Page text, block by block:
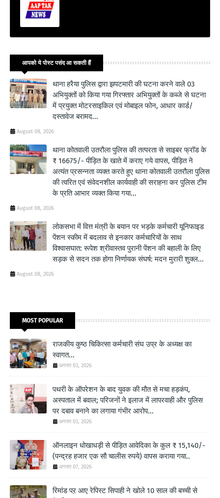
आपको ये पोस्ट पसंद आ सकती हैं
थाना हरैया पुलिस द्वारा झपटमारी की घटना करने वाले 03
अभियुक्तों को किया गया गिरफ्तार अभियुक्तों के कब्जे से घटना
में प्रयुक्त मोटरसाइकिल एवं मोबाइल फोन, आधार कार्ड/
दस्तावेज बरामद...
August 08, 2026
थाना कोतवाली उतरौला पुलिस की तत्परता से साइबर फ्रॉड के
₹ 16675/- पीड़ित के खाते में कराए गये वापस, पीड़ित ने
अत्यंत प्रसन्नता व्यक्त करते हुए थाना कोतवाली उतरौला पुलिस
की त्वरित एवं संवेदनशील कार्यवाही की सराहना कर पुलिस टीम
के प्रति आभार व्यक्त किया गया...
August 08, 2026
लोकसभा में वित्त मंत्री के बयान पर भड़के कर्मचारी यूनिफाइड
पेंशन स्कीम में बदलाव से इनकार कर्मचारियों के साथ
विश्वासघात: रूपेश श्रीवास्तव पुरानी पेंशन की बहाली के लिए
सड़क से सदन तक होगा निर्णायक संघर्ष: मदन मुरारी शुक्ल...
August 08, 2026
MOST POPULAR
राजकीय कुष्ठ चिकित्सा कर्मचारी संघ उप्र के अध्यक्ष का
स्वागत...
अगस्त 03, 2026
पथरी के ऑपरेशन के बाद युवक की मौत से मचा हड़कंप,
अस्पताल में बवाल; परिजनों ने इलाज में लापरवाही और पुलिस
पर दबाव बनाने का लगाया गंभीर आरोप...
अगस्त 03, 2026
ऑनलाइन धोखाधड़ी से पीड़ित आवेदिका के कुल ₹ 15,140/-
(पन्द्रह हजार एक सौ चालीस रुपये) वापस कराया गया..
अगस्त 07, 2026
रिमांड पऱ आए रेपिस्ट सिपाही ने खोले 10 साल की बच्ची से